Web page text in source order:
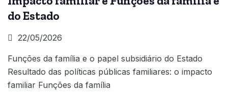
do Estado
22/05/2026
Funções da família e o papel subsidiário do Estado
Resultado das políticas públicas familiares: o impacto
familiar Funções da família